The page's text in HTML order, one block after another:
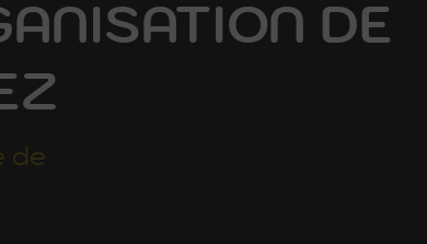
DE
de